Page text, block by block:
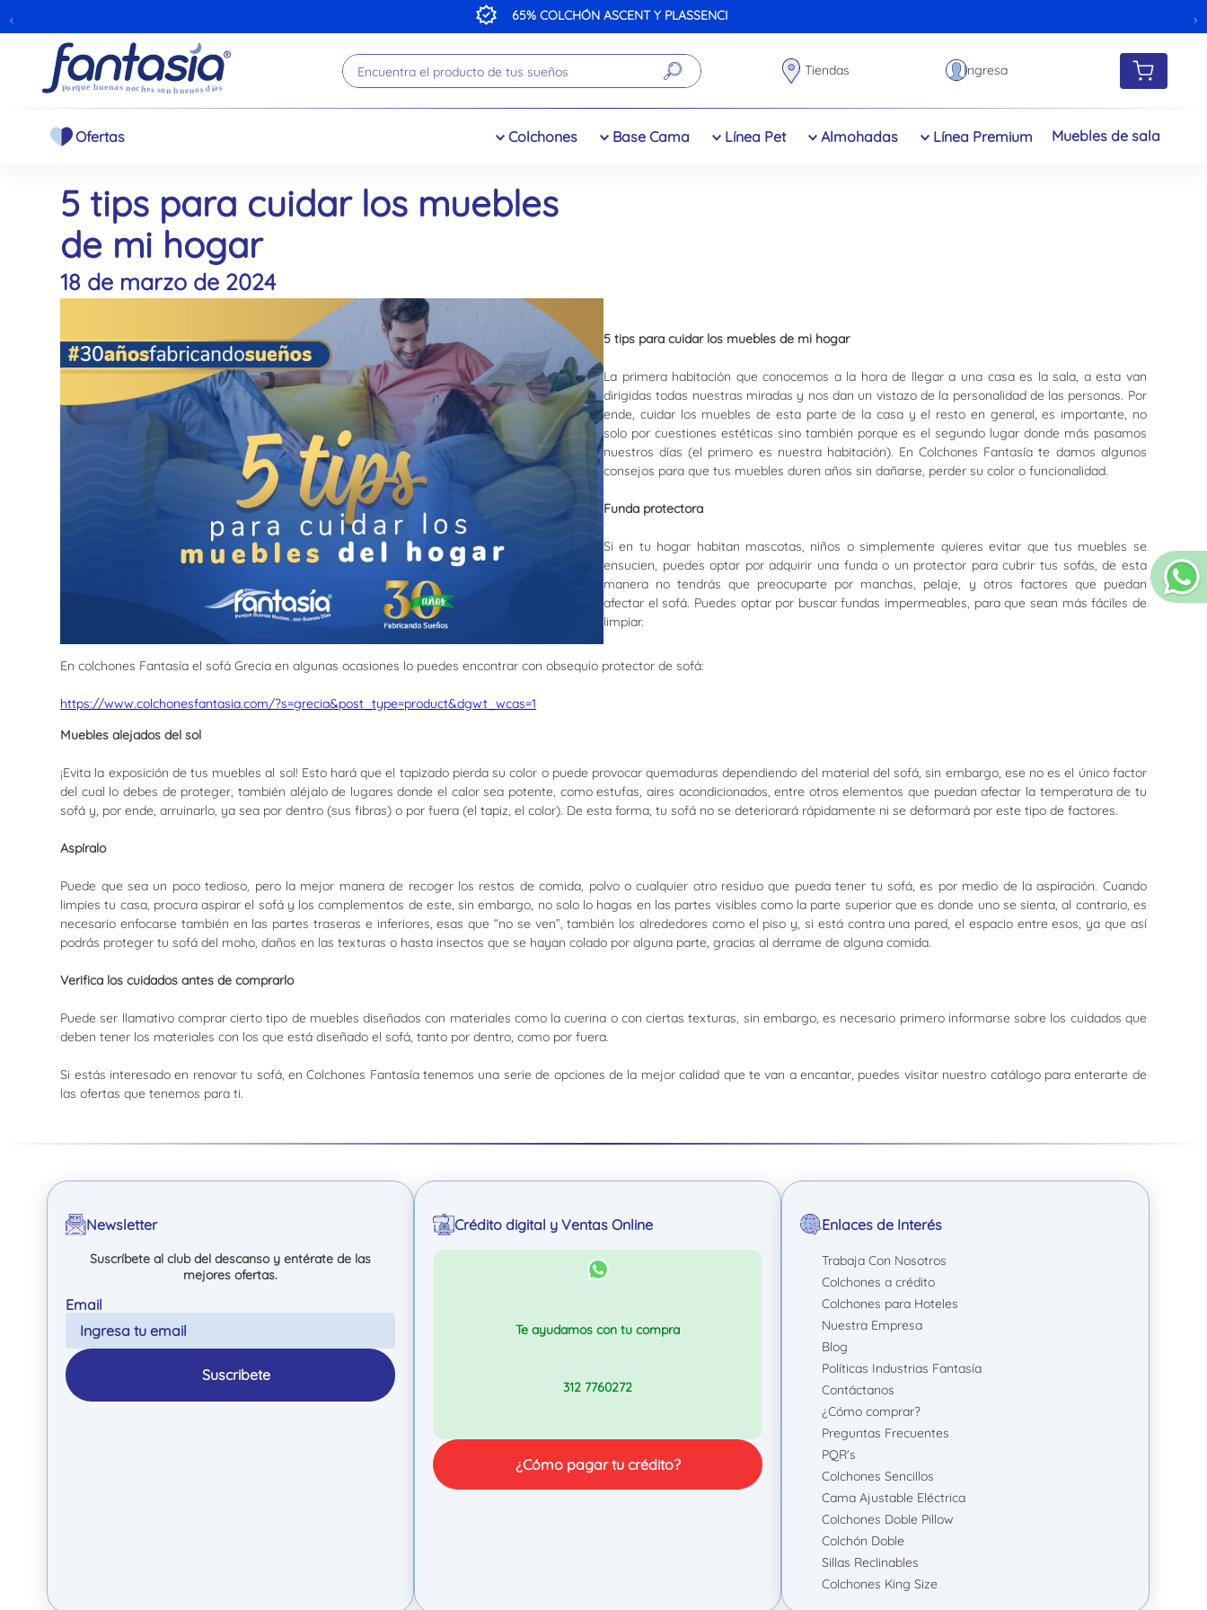
65% COLCHÓN ASCENT Y PLASSENCI
Encuentra el producto de tus sueños
Tiendas
Ofertas Colchones Base Cama Línea Pet Almohadas Línea Premium Muebles de sala
5 tips para cuidar los muebles
de mi hogar
18 de marzo de 2024
5 tips para cuidar los muebles de mi hogar
La primera habitación que conocemos a la hora de llegar a una casa es la sala, a esta van
dirigidas todas nuestras miradas y nos dan un vistazo de la personalidad de las personas. Por
ende, cuidar los muebles de esta parte de la casa y el resto en general, es importante, no
solo por cuestiones estéticas sino también porque es el segundo lugar donde más pasamos
nuestros días (el primero es nuestra habitación). En Colchones Fantasía te damos algunos
consejos para que tus muebles duren años sin dañarse, perder su color o funcionalidad.
Funda protectora
Si en tu hogar habitan mascotas, niños o simplemente quieres evitar que tus muebles se
ensucien, puedes optar por adquirir una funda o un protector para cubrir tus sofás, de esta
manera no tendrás que preocuparte por manchas, pelaje, y otros factores que puedan
afectar el sofá. Puedes optar por buscar fundas impermeables, para que sean más fáciles de
limpiar.
En colchones Fantasía el sofá Grecia en algunas ocasiones lo puedes encontrar con obsequio protector de sofá:
https://www.colchonesfantasia.com/?s=grecia&post_type=product&dgwt_wcas=1
Muebles alejados del sol
¡Evita la exposición de tus muebles al sol! Esto hará que el tapizado pierda su color o puede provocar quemaduras dependiendo del material del sofá, sin embargo, ese no es el único factor
del cual lo debes de proteger, también aléjalo de lugares donde el calor sea potente, como estufas, aires acondicionados, entre otros elementos que puedan afectar la temperatura de tu
sofá y, por ende, arruinarlo, ya sea por dentro (sus fibras) o por fuera (el tapiz, el color). De esta forma, tu sofá no se deteriorará rápidamente ni se deformará por este tipo de factores.
Aspíralo
Puede que sea un poco tedioso, pero la mejor manera de recoger los restos de comida, polvo o cualquier otro residuo que pueda tener tu sofá, es por medio de la aspiración. Cuando
limpies tu casa, procura aspirar el sofá y los complementos de este, sin embargo, no solo lo hagas en las partes visibles como la parte superior que es donde uno se sienta, al contrario, es
necesario enfocarse también en las partes traseras e inferiores, esas que “no se ven”, también los alrededores como el piso y, si está contra una pared, el espacio entre esos, ya que así
podrás proteger tu sofá del moho, daños en las texturas o hasta insectos que se hayan colado por alguna parte, gracias al derrame de alguna comida.
Verifica los cuidados antes de comprarlo
Puede ser llamativo comprar cierto tipo de muebles diseñados con materiales como la cuerina o con ciertas texturas, sin embargo, es necesario primero informarse sobre los cuidados que
deben tener los materiales con los que está diseñado el sofá, tanto por dentro, como por fuera.
Si estás interesado en renovar tu sofá, en Colchones Fantasía tenemos una serie de opciones de la mejor calidad que te van a encantar, puedes visitar nuestro catálogo para enterarte de
las ofertas que tenemos para ti.
Newsletter
Suscríbete al club del descanso y entérate de las
mejores ofertas.
Suscribete
Crédito digital y Ventas Online
Te ayudamos con tu compra
312 7760272
¿Cómo pagar tu crédito?
Enlaces de Interés
Trabaja Con Nosotros
Colchones a crédito
Colchones para Hoteles
Nuestra Empresa
Blog
Políticas Industrias Fantasía
Contáctanos
¿Cómo comprar?
Preguntas Frecuentes
PQR's
Colchones Sencillos
Cama Ajustable Eléctrica
Colchones Doble Pillow
Colchón Doble
Sillas Reclinables
Colchones King Size